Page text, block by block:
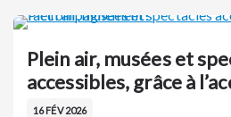
Plein air, musées et
accessibles, grâce à
16 FÉV 2026